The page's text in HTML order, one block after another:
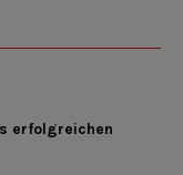
erfolgreichen